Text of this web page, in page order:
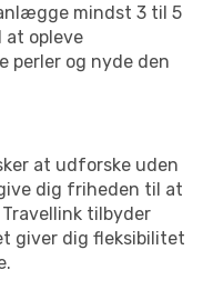
mindst 3 til 5
at opleve
perler og nyde den
at udforske uden
dig friheden til at
tilbyder
giver dig fleksibilitet